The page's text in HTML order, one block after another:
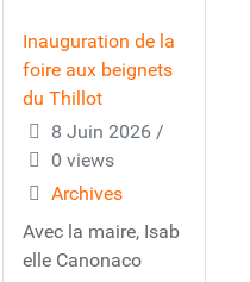
Inauguration de la
foire aux beignets
du Thillot
8 Juin 2026 /
0 views
Archives
Avec la maire, Isab
elle Canonaco